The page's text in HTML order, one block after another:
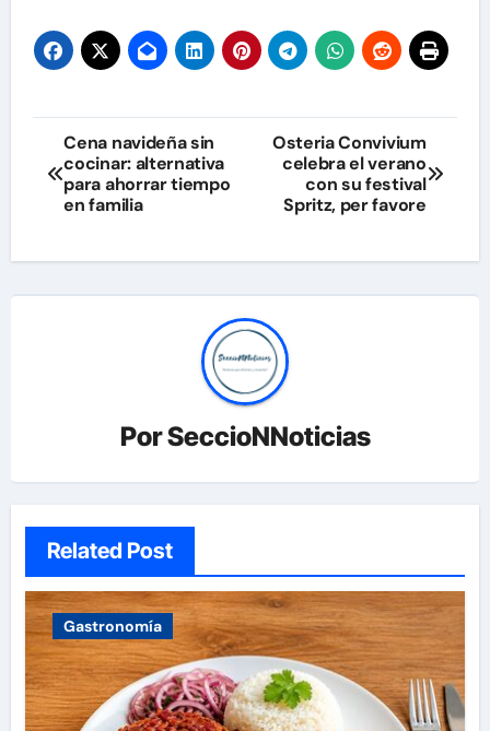
Navegación
de
Cena navideña sin
cocinar: alternativa
para ahorrar tiempo
en familia
Osteria Convivium
celebra el verano
con su festival
Spritz, per favore
PorSeccioNNoticias
Related Post
Gastronomía